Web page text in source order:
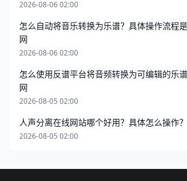
2026-08-06 02:00
怎么自动将音乐转换为乐谱？具体操作流程
网
2026-08-06 02:00
怎么使用反谱平台将音频转换为可编辑的乐
网
2026-08-05 02:00
人声分离在线网站哪个好用？具体怎么操作
2026-08-05 02:00